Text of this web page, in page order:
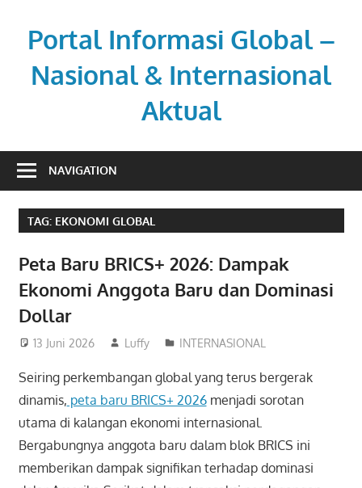
contentPortal Informasi Global –
Nasional & Internasional
Aktual
berita
untuk
pembaca
NAVIGATION
TAG: EKONOMI GLOBAL
Peta Baru BRICS+ 2026: Dampak
Ekonomi Anggota Baru dan Dominasi
Dollar
13 Juni 2026 Luffy INTERNASIONAL
Seiring perkembangan global yang terus bergerak
dinamis, peta baru BRICS+ 2026menjadi sorotan
utama di kalangan ekonomi internasional.
Bergabungnya anggota baru dalam blok BRICS ini
memberikan dampak signifikan terhadap dominasi